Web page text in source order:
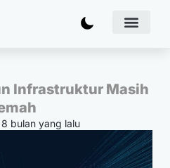
Infrastruktur Masih
8 bulan yang lalu